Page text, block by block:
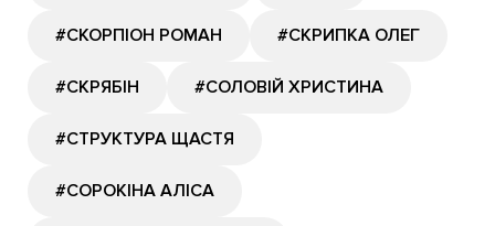
#СКОРПІОН РОМАН #СКРИПКА ОЛЕГ
#СКРЯБІН #СОЛОВІЙ ХРИСТИНА
#СТРУКТУРА ЩАСТЯ
#СОРОКІНА АЛІСА